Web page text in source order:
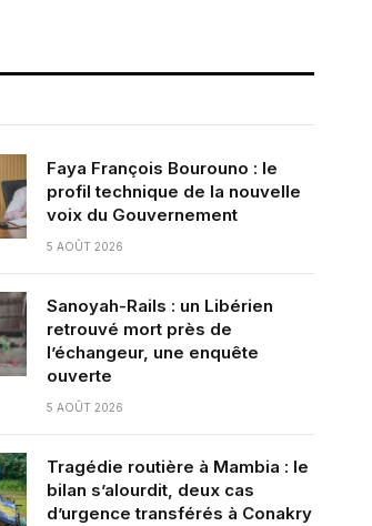
Faya François Bourouno : le
profil technique de la nouvelle
voix du Gouvernement
5 AOÛT 2026
Sanoyah-Rails : un Libérien
retrouvé mort près de
l’échangeur, une enquête
ouverte
5 AOÛT 2026
Tragédie routière à Mambia : le
bilan s’alourdit, deux cas
d’urgence transférés à Conakry